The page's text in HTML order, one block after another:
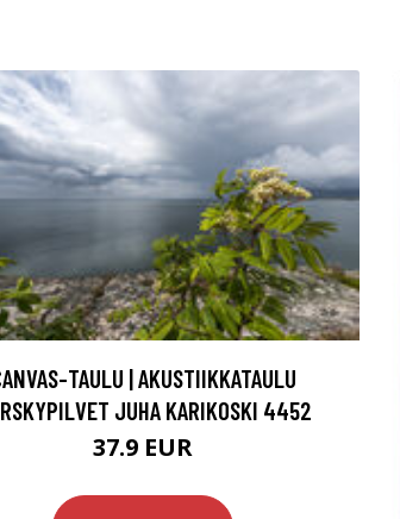
TAULU | AKUSTIIKKATAULU
JUHA KARIKOSKI 4452
37.9 EUR